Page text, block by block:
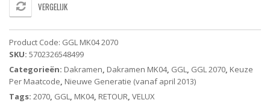
Comfort
wentelend
dakvenster
-
Handbediend
(78X98CM)
VERGELIJK
Product Code: GGL MK04 2070
SKU: 5702326548499
Categorieën: Dakramen, Dakramen MK04, GGL, GGL 2070, Keuze
Per Maatcode, Nieuwe Generatie (vanaf april 2013)
Tags: 2070, GGL, MK04, RETOUR, VELUX